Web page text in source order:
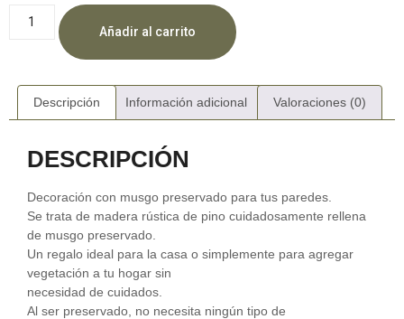
Añadir al carrito
Descripción Información adicional Valoraciones (0)
DESCRIPCIÓN
Decoración con musgo preservado para tus paredes.
Se trata de madera rústica de pino cuidadosamente rellena
de musgo preservado.
Un regalo ideal para la casa o simplemente para agregar
vegetación a tu hogar sin
necesidad de cuidados.
Al ser preservado, no necesita ningún tipo de